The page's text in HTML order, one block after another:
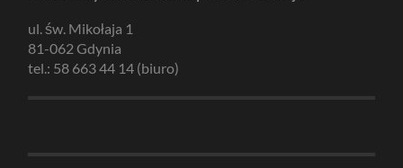
ul. św. Mikołaja 1
81-062 Gdynia
tel.: 58 663 44 14 (biuro)